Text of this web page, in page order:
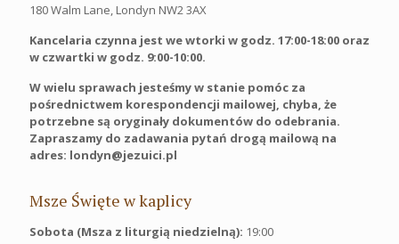
180 Walm Lane, Londyn NW2 3AX
Kancelaria czynna jest we wtorki w godz. 17:00-18:00 oraz
w czwartki w godz. 9:00-10:00.
W wielu sprawach jesteśmy w stanie pomóc za
pośrednictwem korespondencji mailowej, chyba, że
potrzebne są oryginały dokumentów do odebrania.
Zapraszamy do zadawania pytań drogą mailową na
adres: londyn@jezuici.pl
Msze Święte w kaplicy
Sobota (Msza z liturgią niedzielną): 19:00